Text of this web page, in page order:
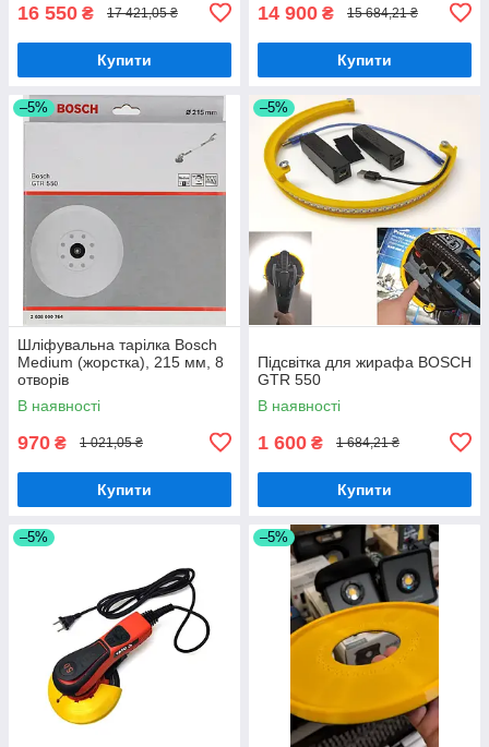
16 550 ₴ 17 421,05 ₴
Купити
14 900 ₴ 15 684,21 ₴
Купити
–5%
Шліфувальна тарілка Bosch
Medium (жорстка), 215 мм, 8
отворів
В наявності
970 ₴ 1 021,05 ₴
Купити
–5%
Підсвітка для жирафа BOSCH
GTR 550
В наявності
1 600 ₴ 1 684,21 ₴
Купити
–5% –5%